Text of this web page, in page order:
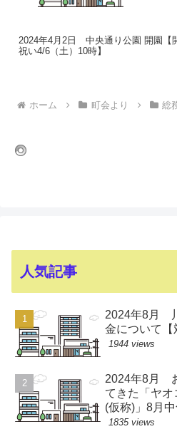
2024年4月2日 中央通り公園 開園【
祝い4/6（土）10時】
ホーム 町会より 総
人気記事
2024年8月
金について【
1944 views
2024年8月
てきた「ヤ
(仮称)」8月
1835 views